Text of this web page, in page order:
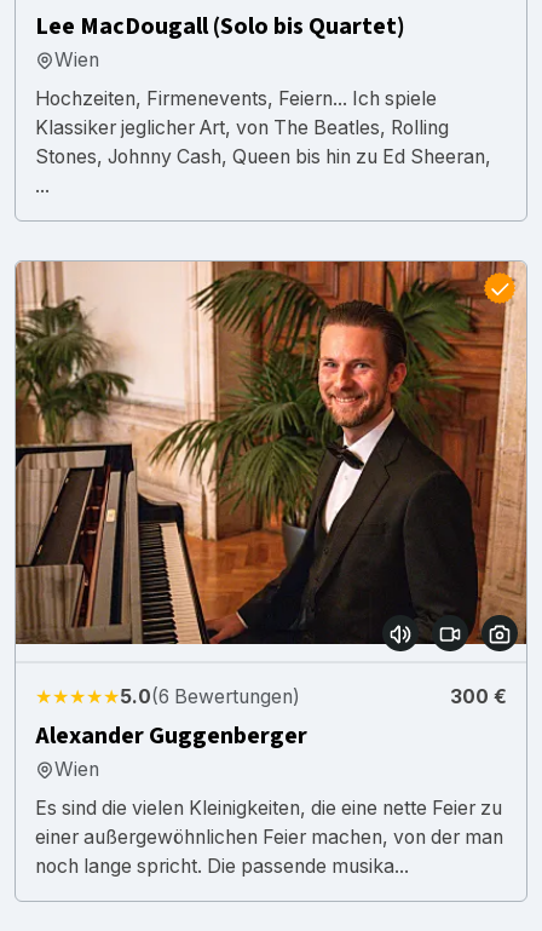
Lee MacDougall (Solo bis Quartet)
Wien
Hochzeiten, Firmenevents, Feiern... Ich spiele
Klassiker jeglicher Art, von The Beatles, Rolling
Stones, Johnny Cash, Queen bis hin zu Ed Sheeran,
...
★★★★★5.0(6 Bewertungen) 300 €
Alexander Guggenberger
Wien
Es sind die vielen Kleinigkeiten, die eine nette Feier zu
einer außergewöhnlichen Feier machen, von der man
noch lange spricht. Die passende musika...